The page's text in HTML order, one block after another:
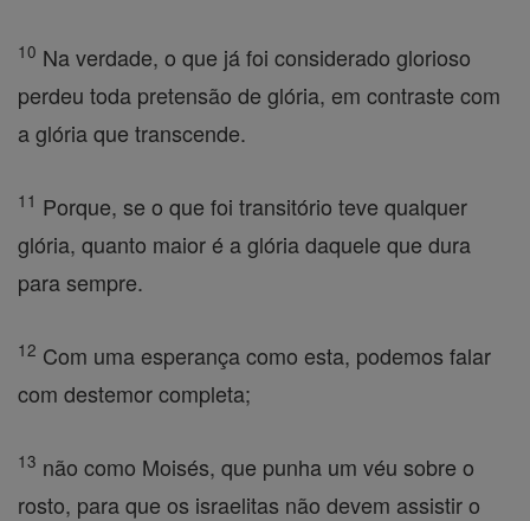
10 Na verdade, o que já foi considerado glorioso
perdeu toda pretensão de glória, em contraste com
a glória que transcende.
11 Porque, se o que foi transitório teve qualquer
glória, quanto maior é a glória daquele que dura
para sempre.
12 Com uma esperança como esta, podemos falar
com destemor completa;
13 não como Moisés, que punha um véu sobre o
rosto, para que os israelitas não devem assistir o